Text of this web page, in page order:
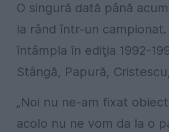
O singură dată până
la rând într-un
întâmpla în ediţia 1992-
Stângă, Papură,
„Noi nu ne-am fixat
acolo nu ne vom da la o